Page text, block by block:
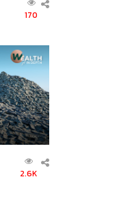
170
2.6K